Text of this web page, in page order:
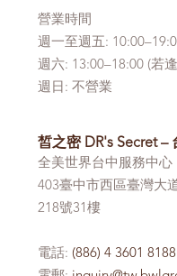
營業時間
週一至週五:
週六: 13:00–18:00 (若
週日: 不營業
皙之密 DR's Secret –
全美世界台中服務中心
403臺中市西區臺灣大
218號31樓
電話: (886) 4 3601 8188